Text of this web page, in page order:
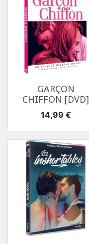
GARÇON
CHIFFON [DVD]
Prix
14,99 €